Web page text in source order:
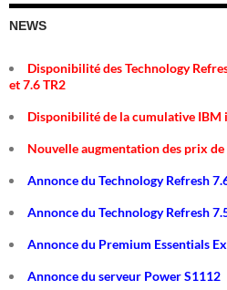
NEWS
Disponibilité des Technology
et 7.6 TR2
Disponibilité de la cumulative IBM
Nouvelle augmentation des prix
Annonce du Technology Refresh
Annonce du Technology Refresh
Annonce du Premium Essentials
Annonce du serveur Power S1112